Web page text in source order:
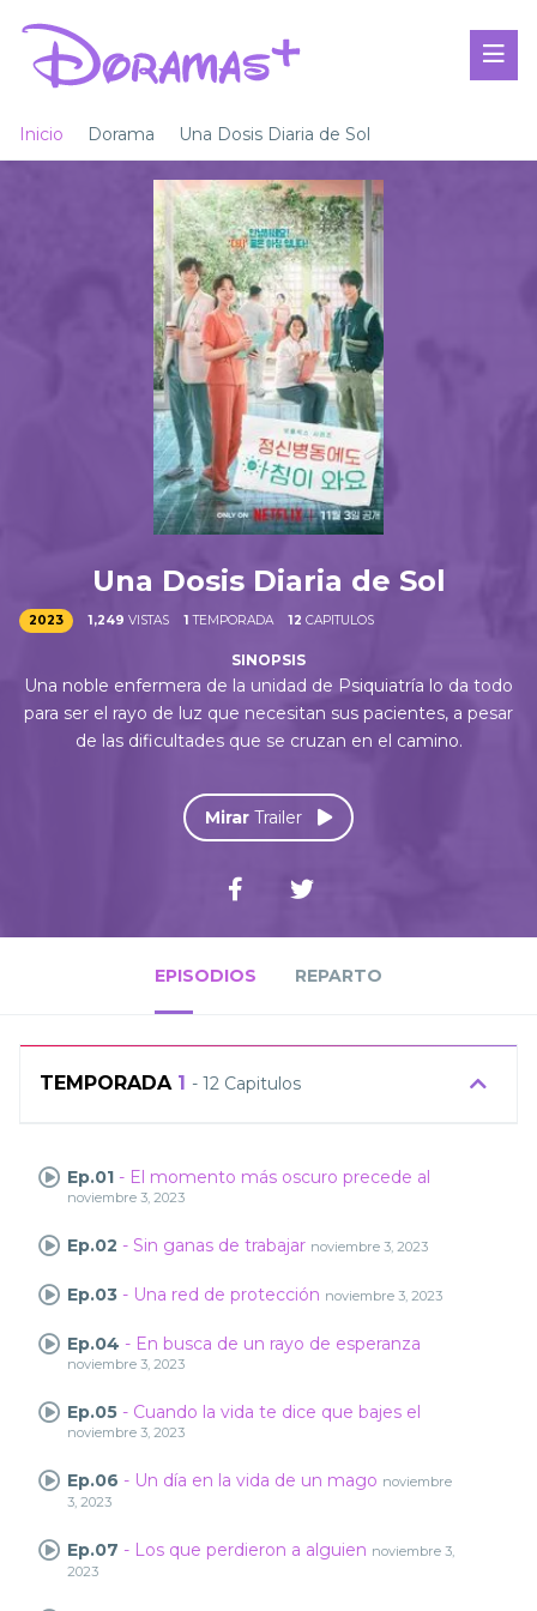
Inicio Dorama Una Dosis Diaria de Sol
Una Dosis Diaria de Sol
2023 1,249 VISTAS 1 TEMPORADA 12 CAPITULOS
Una noble enfermera de la unidad de Psiquiatría lo da todo
para ser el rayo de luz que necesitan sus pacientes, a pesar
de las dificultades que se cruzan en el camino.
Mirar Trailer
EPISODIOS REPARTO
TEMPORADA 1 - 12 Capitulos
Ep.01 - El momento más oscuro precede al
noviembre 3, 2023
Ep.02 - Sin ganas de trabajar noviembre 3, 2023
Ep.03 - Una red de protección noviembre 3, 2023
Ep.04 - En busca de un rayo de esperanza
noviembre 3, 2023
Ep.05 - Cuando la vida te dice que bajes el
noviembre 3, 2023
Ep.06 - Un día en la vida de un mago noviembre
3, 2023
Ep.07 - Los que perdieron a alguien noviembre 3,
2023